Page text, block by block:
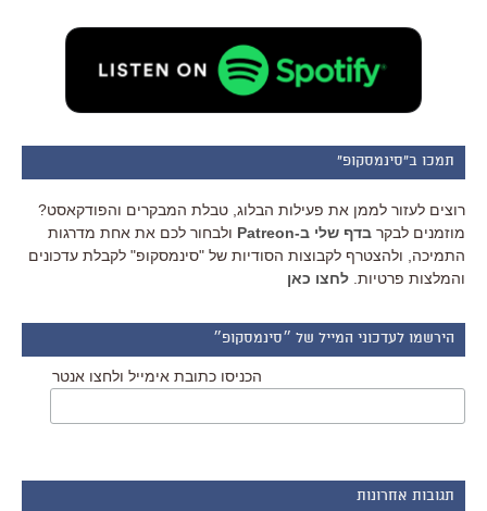
תמכו ב"סינמסקופ"
רוצים לעזור לממן את פעילות הבלוג, טבלת המבקרים והפודקאסט?
מוזמנים לבקר בדף שלי ב-Patreon
ולבחור לכם את אחת מדרגות
התמיכה, ולהצטרף לקבוצות הסודיות של "סינמסקופ" לקבלת עדכונים
והמלצות פרטיות. לחצו כאן
הירשמו לעדכוני המייל של ״סינמסקופ״
הכניסו כתובת אימייל ולחצו אנטר
תגובות אחרונות